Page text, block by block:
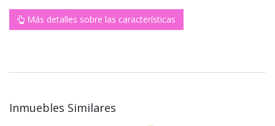
Más detalles sobre las características
Inmuebles Similares